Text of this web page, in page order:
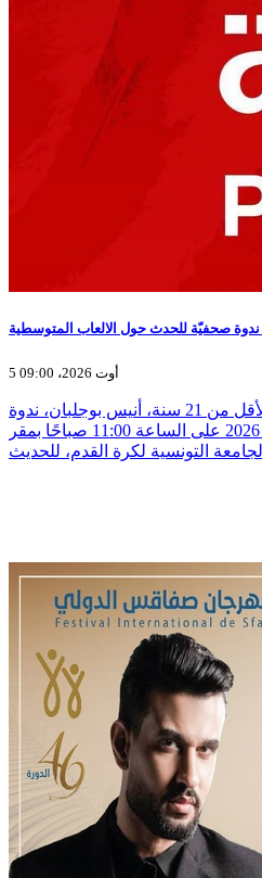
ندوة صحفيّة للحدث حول الالعاب المتوسطية
5 أوت 2026، 09:00
يعقد مدرب منتخبنا الوطني لأقل من 21 سنة، أنيس بوجلبان، ندوة
صحفية اليوم الأربعاء 5 أوت 2026 على الساعة 11:00 صباحًا بمقر